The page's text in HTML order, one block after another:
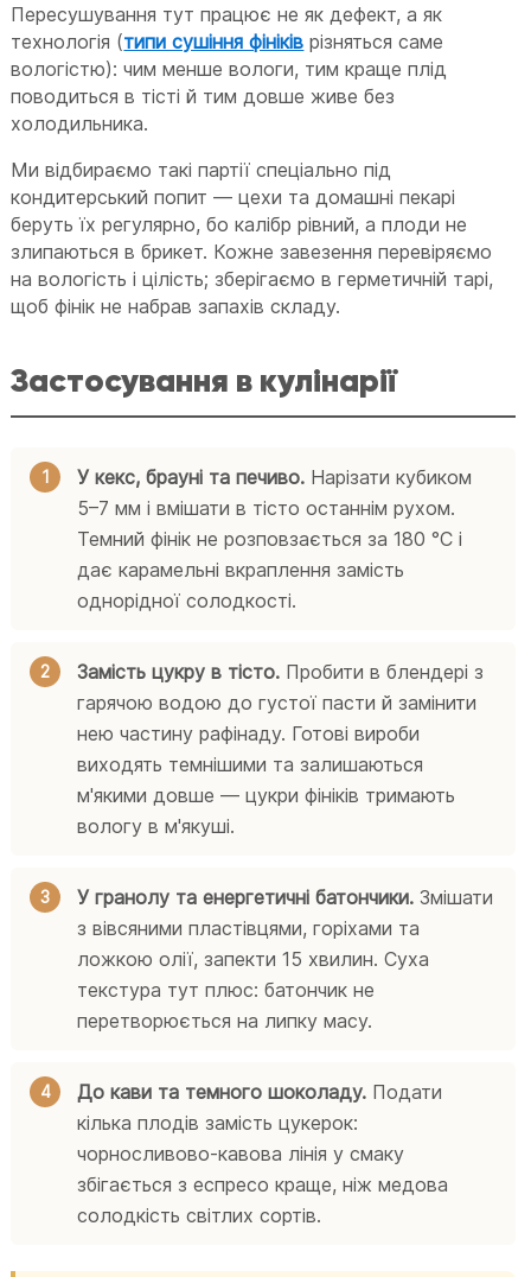
Пересушування тут працює не як дефект, а як
технологія (типи сушіння фініків різняться саме
вологістю): чим менше вологи, тим краще плід
поводиться в тісті й тим довше живе без
холодильника.
Ми відбираємо такі партії спеціально під
кондитерський попит — цехи та домашні пекарі
беруть їх регулярно, бо калібр рівний, а плоди не
злипаються в брикет. Кожне завезення перевіряємо
на вологість і цілість; зберігаємо в герметичній тарі,
щоб фінік не набрав запахів складу.
Застосування в кулінарії
У кекс, брауні та печиво. Нарізати кубиком
5–7 мм і вмішати в тісто останнім рухом.
Темний фінік не розповзається за 180 °C і
дає карамельні вкраплення замість
однорідної солодкості.
Замість цукру в тісто. Пробити в блендері з
гарячою водою до густої пасти й замінити
нею частину рафінаду. Готові вироби
виходять темнішими та залишаються
м'якими довше — цукри фініків тримають
вологу в м'якуші.
У гранолу та енергетичні батончики. Змішати
з вівсяними пластівцями, горіхами та
ложкою олії, запекти 15 хвилин. Суха
текстура тут плюс: батончик не
перетворюється на липку масу.
До кави та темного шоколаду. Подати
кілька плодів замість цукерок:
чорносливово-кавова лінія у смаку
збігається з еспресо краще, ніж медова
солодкість світлих сортів.